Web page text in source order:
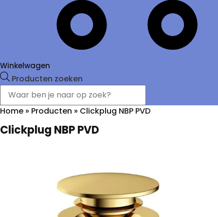
Winkelwagen
Producten zoeken
Home » Producten » Clickplug NBP PVD
Clickplug NBP PVD